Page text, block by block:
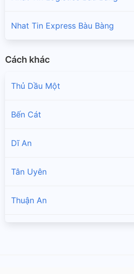
Nhat Tin Express Bàu Bàng
Cách khác
Thủ Dầu Một
Bến Cát
Dĩ An
Tân Uyên
Thuận An